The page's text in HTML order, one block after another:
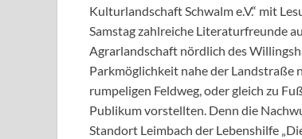
Kulturlandschaft Schwalm e.V.“ mit
Samstag zahlreiche Literaturfreunde
Agrarlandschaft nördlich des
Parkmöglichkeit nahe der Landstraße
rumpeligen Feldweg, oder gleich zu
Publikum vorstellten. Denn die
Standort Leimbach der Lebenshilfe